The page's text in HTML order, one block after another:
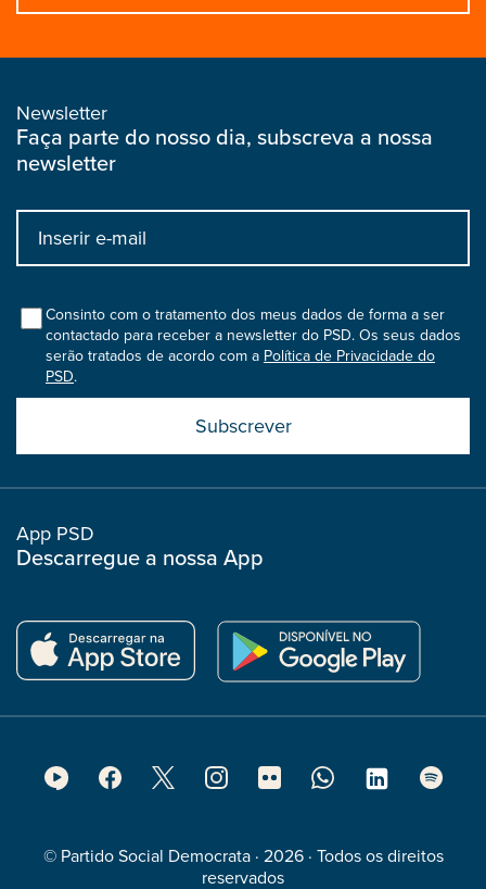
Newsletter
Faça parte do nosso dia, subscreva a nossa
newsletter
Input
bootstrap
colConsinto com o tratamento dos meus dados de forma a ser
contactado para receber a newsletter do PSD. Os seus dados
serão tratados de acordo com a Política de Privacidade do
PSD.
boostrap
col
App PSD
Descarregue a nossa App
© Partido Social Democrata · 2026 · Todos os direitos
reservados
Footer
Media